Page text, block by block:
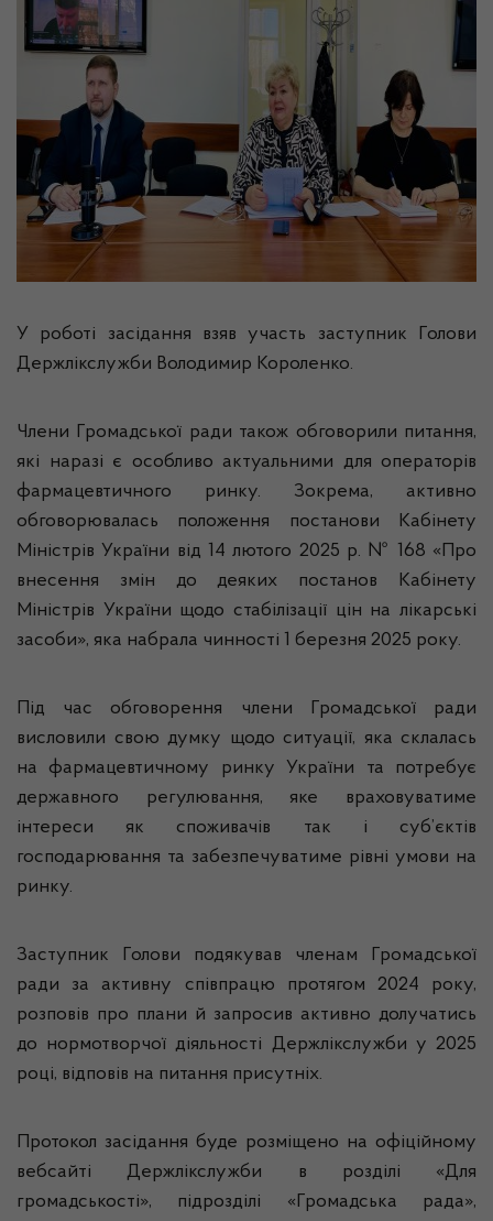
У роботі засідання взяв участь заступник Голови
Держлікслужби Володимир Короленко.
Члени Громадської ради також обговорили питання,
які наразі є особливо актуальними для операторів
фармацевтичного ринку. Зокрема, активно
обговорювалась положення постанови Кабінету
Міністрів України від 14 лютого 2025 р. № 168 «Про
внесення змін до деяких постанов Кабінету
Міністрів України щодо стабілізації цін на лікарські
засоби», яка набрала чинності 1 березня 2025 року.
Під час обговорення члени Громадської ради
висловили свою думку щодо ситуації, яка склалась
на фармацевтичному ринку України та потребує
державного регулювання, яке враховуватиме
інтереси як споживачів так і суб’єктів
господарювання та забезпечуватиме рівні умови на
ринку.
Заступник Голови подякував членам Громадської
ради за активну співпрацю протягом 2024 року,
розповів про плани й запросив активно долучатись
до нормотворчої діяльності Держлікслужби у 2025
році, відповів на питання присутніх.
Протокол засідання буде розміщено на офіційному
вебсайті Держлікслужби в розділі «Для
громадськості», підрозділі «Громадська рада»,